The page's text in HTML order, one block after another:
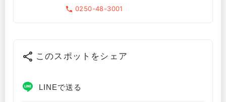
0250-48-3001
このスポットをシェア
LINEで送る